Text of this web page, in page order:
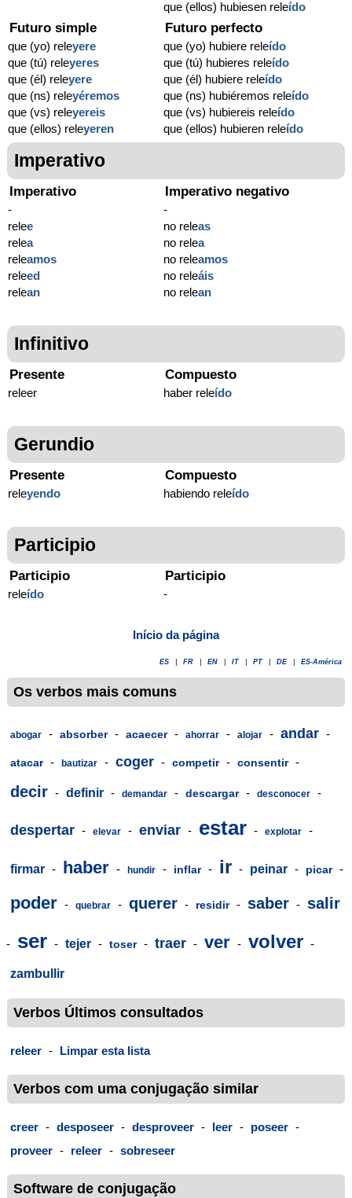
que (ellos) hubiesen releído
Futuro simple
que (yo) releyere
que (tú) releyeres
que (él) releyere
que (ns) releyéremos
que (vs) releyereis
que (ellos) releyeren
Futuro perfecto
que (yo) hubiere releído
que (tú) hubieres releído
que (él) hubiere releído
que (ns) hubiéremos releído
que (vs) hubiereis releído
que (ellos) hubieren releído
Imperativo
Imperativo
-
relee
relea
releamos
releed
relean
Imperativo negativo
-
no releas
no relea
no releamos
no releáis
no relean
Infinitivo
Presente
releer
Compuesto
haber releído
Gerundio
Presente
releyendo
Compuesto
habiendo releído
Participio
Participio
releído
Participio
-
Início da página
ES FR EN IT PT DE ES-América
Os verbos mais comuns
abogar - absorber - acaecer - ahorrar - alojar - andar -
atacar - bautizar - coger - competir - consentir -
decir - definir - demandar - descargar - desconocer -
despertar - elevar - enviar - estar - explotar -
firmar - haber - hundir - inflar - ir - peinar - picar -
poder - quebrar - querer - residir - saber - salir
- ser - tejer - toser - traer - ver - volver -
zambullir
Verbos Últimos consultados
releer - Limpar esta lista
Verbos com uma conjugação similar
creer - desposeer - desproveer - leer - poseer -
proveer - releer - sobreseer
Software de conjugação